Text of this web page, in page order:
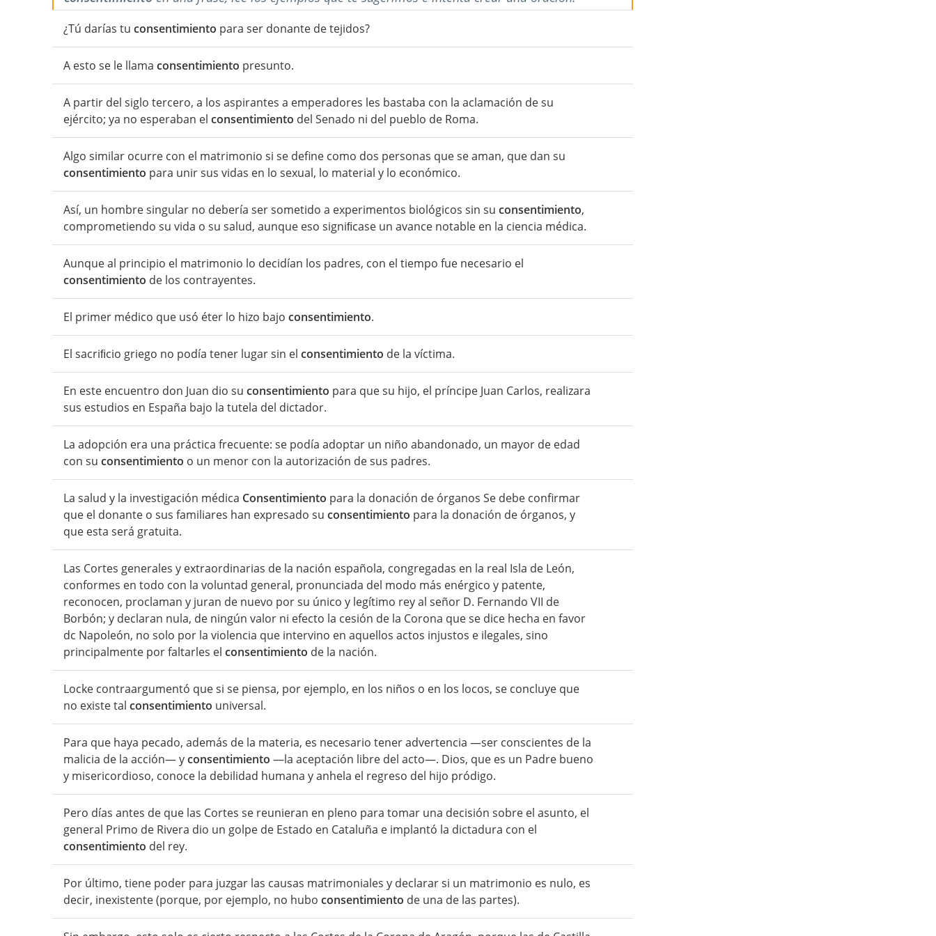
¿Tú darías tu consentimiento para ser donante de tejidos?
A esto se le llama consentimiento presunto.
A partir del siglo tercero, a los aspirantes a emperadores les bastaba con la aclamación de su
ejército; ya no esperaban el consentimiento del Senado ni del pueblo de Roma.
Algo similar ocurre con el matrimonio si se define como dos personas que se aman, que dan su
consentimiento para unir sus vidas en lo sexual, lo material y lo económico.
Así, un hombre singular no debería ser sometido a experimentos biológicos sin su consentimiento,
comprometiendo su vida o su salud, aunque eso signiﬁcase un avance notable en la ciencia médica.
Aunque al principio el matrimonio lo decidían los padres, con el tiempo fue necesario el
consentimiento de los contrayentes.
El primer médico que usó éter lo hizo bajo consentimiento.
El sacriﬁcio griego no podía tener lugar sin el consentimiento de la víctima.
En este encuentro don Juan dio su consentimiento para que su hijo, el príncipe Juan Carlos, realizara
sus estudios en España bajo la tutela del dictador.
La adopción era una práctica frecuente: se podía adoptar un niño abandonado, un mayor de edad
con su consentimiento o un menor con la autorización de sus padres.
La salud y la investigación médica Consentimiento para la donación de órganos Se debe confirmar
que el donante o sus familiares han expresado su consentimiento para la donación de órganos, y
que esta será gratuita.
Las Cortes generales y extraordinarias de la nación española, congregadas en la real Isla de León,
conformes en todo con la voluntad general, pronunciada del modo más enérgico y patente,
reconocen, proclaman y juran de nuevo por su único y legítimo rey al señor D. Fernando VII de
Borbón; y declaran nula, de ningún valor ni efecto la cesión de la Corona que se dice hecha en favor
dc Napoleón, no solo por la violencia que intervino en aquellos actos injustos e ilegales, sino
principalmente por faltarles el consentimiento de la nación.
Locke contraargumentó que si se piensa, por ejemplo, en los niños o en los locos, se concluye que
no existe tal consentimiento universal.
Para que haya pecado, además de la materia, es necesario tener advertencia —ser conscientes de la
malicia de la acción— yconsentimiento —la aceptación libre del acto—. Dios, que es un Padre bueno
y misericordioso, conoce la debilidad humana y anhela el regreso del hijo pródigo.
Pero días antes de que las Cortes se reunieran en pleno para tomar una decisión sobre el asunto, el
general Primo de Rivera dio un golpe de Estado en Cataluña e implantó la dictadura con el
consentimiento del rey.
Por último, tiene poder para juzgar las causas matrimoniales y declarar si un matrimonio es nulo, es
decir, inexistente (porque, por ejemplo, no hubo consentimiento de una de las partes).